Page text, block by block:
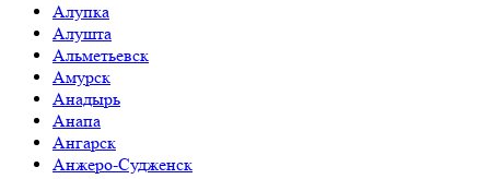
Алупка
Алушта
Альметьевск
Амурск
Анадырь
Анапа
Ангарск
Анжеро-Судженск